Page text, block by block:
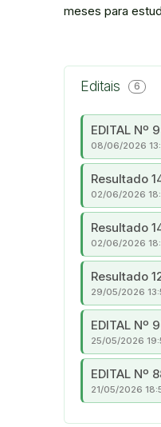
meses para
Editais 6
EDITAL Nº
08/06/2026
Resultado
02/06/2026
Resultado
02/06/2026
Resultado
29/05/2026
EDITAL Nº
25/05/2026
EDITAL Nº
21/05/2026